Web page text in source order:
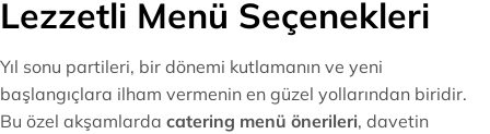
Lezzetli Menü Seçenekleri
Yıl sonu partileri, bir dönemi kutlamanın ve yeni
başlangıçlara ilham vermenin en güzel yollarından biridir.
Bu özel akşamlarda catering menü önerileri, davetin